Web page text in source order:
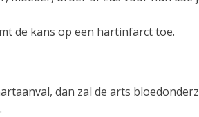
de kans op een hartinfarct toe.
dan zal de arts